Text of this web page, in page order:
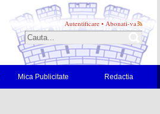
Autentificare • Abonati-va
Mica Publicitate Redactia